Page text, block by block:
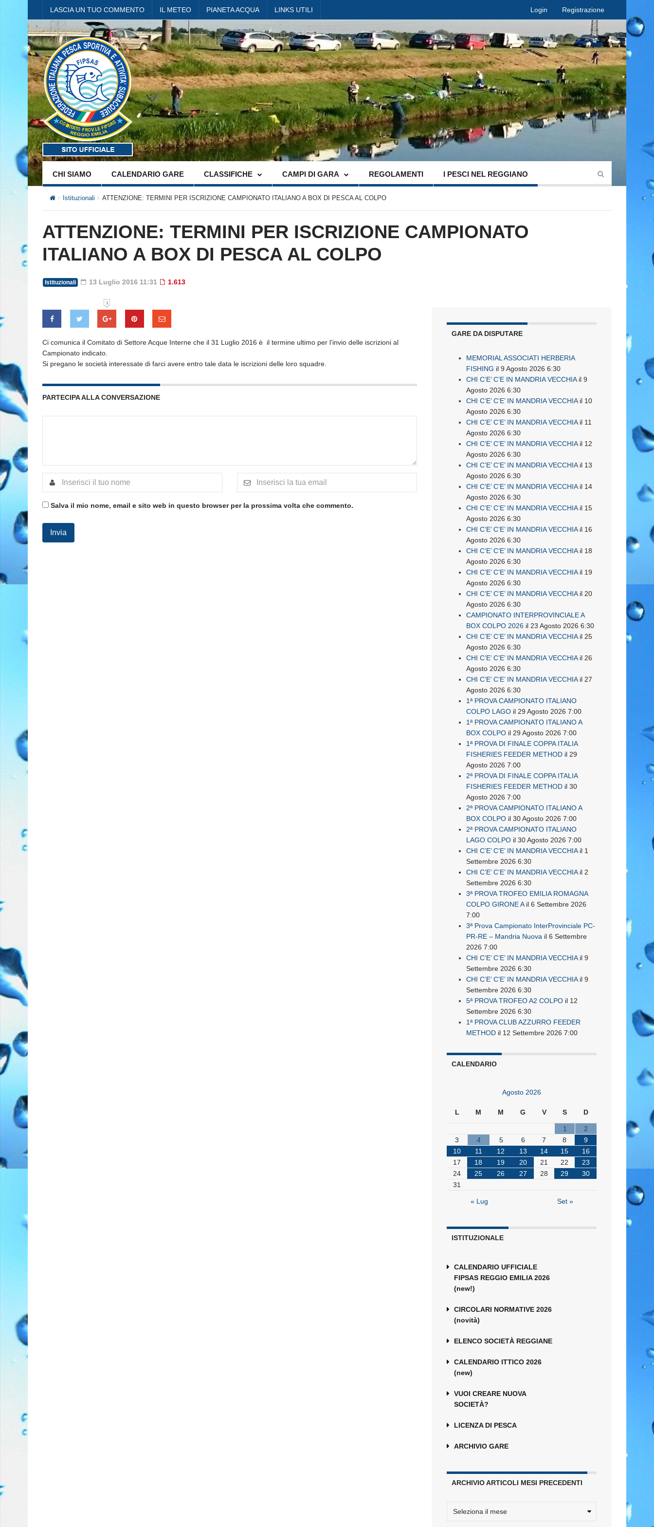
LASCIA UN TUO COMMENTO IL METEO PIANETA ACQUA LINKS UTILI Login Registrazione
CHI SIAMO CALENDARIO GARE CLASSIFICHE CAMPI DI GARA REGOLAMENTI I PESCI NEL REGGIANO
Istituzionali ATTENZIONE: TERMINI PER ISCRIZIONE CAMPIONATO ITALIANO A BOX DI PESCA AL COLPO
ATTENZIONE: TERMINI PER ISCRIZIONE CAMPIONATO
ITALIANO A BOX DI PESCA AL COLPO
Istituzionali 13 Luglio 2016 11:31 1.613
1
Ci comunica il Comitato di Settore Acque Interne che il 31 Luglio 2016 è il termine ultimo per l’invio delle iscrizioni al
Campionato indicato.
Si pregano le società interessate di farci avere entro tale data le iscrizioni delle loro squadre.
PARTECIPA ALLA CONVERSAZIONE
Salva il mio nome, email e sito web in questo browser per la prossima volta che commento.
GARE DA DISPUTARE
MEMORIAL ASSOCIATI HERBERIA
FISHING il 9 Agosto 2026 6:30
CHI C’E’ C’E IN MANDRIA VECCHIAil 9
Agosto 2026 6:30
CHI C’E’ C’E’ IN MANDRIA VECCHIAil 10
Agosto 2026 6:30
CHI C’E’ C’E’ IN MANDRIA VECCHIAil 11
Agosto 2026 6:30
CHI C’E’ C’E’ IN MANDRIA VECCHIAil 12
Agosto 2026 6:30
CHI C’E’ C’E’ IN MANDRIA VECCHIAil 13
Agosto 2026 6:30
CHI C’E’ C’E’ IN MANDRIA VECCHIAil 14
Agosto 2026 6:30
CHI C’E’ C’E’ IN MANDRIA VECCHIAil 15
Agosto 2026 6:30
CHI C’E’ C’E’ IN MANDRIA VECCHIAil 16
Agosto 2026 6:30
CHI C’E’ C’E’ IN MANDRIA VECCHIAil 18
Agosto 2026 6:30
CHI C’E’ C’E’ IN MANDRIA VECCHIAil 19
Agosto 2026 6:30
CHI C’E’ C’E’ IN MANDRIA VECCHIAil 20
Agosto 2026 6:30
CAMPIONATO INTERPROVINCIALE A
BOX COLPO 2026 il 23 Agosto 2026 6:30
CHI C’E’ C’E’ IN MANDRIA VECCHIAil 25
Agosto 2026 6:30
CHI C’E’ C’E’ IN MANDRIA VECCHIAil 26
Agosto 2026 6:30
CHI C’E’ C’E’ IN MANDRIA VECCHIAil 27
Agosto 2026 6:30
1ª PROVA CAMPIONATO ITALIANO
COLPO LAGO il 29 Agosto 2026 7:00
1ª PROVA CAMPIONATO ITALIANO A
BOX COLPO il 29 Agosto 2026 7:00
1ª PROVA DI FINALE COPPA ITALIA
FISHERIES FEEDER METHOD il 29
Agosto 2026 7:00
2ª PROVA DI FINALE COPPA ITALIA
FISHERIES FEEDER METHOD il 30
Agosto 2026 7:00
2ª PROVA CAMPIONATO ITALIANO A
BOX COLPO il 30 Agosto 2026 7:00
2ª PROVA CAMPIONATO ITALIANO
LAGO COLPO il 30 Agosto 2026 7:00
CHI C’E’ C’E’ IN MANDRIA VECCHIAil 1
Settembre 2026 6:30
CHI C’E’ C’E’ IN MANDRIA VECCHIAil 2
Settembre 2026 6:30
3ª PROVA TROFEO EMILIA ROMAGNA
COLPO GIRONE Ail 6 Settembre 2026
7:00
3ª Prova Campionato InterProvinciale PC-
PR-RE – Mandria Nuova il 6 Settembre
2026 7:00
CHI C’E’ C’E’ IN MANDRIA VECCHIAil 9
Settembre 2026 6:30
CHI C’E’ C’E’ IN MANDRIA VECCHIAil 9
Settembre 2026 6:30
5ª PROVA TROFEO A2 COLPO il 12
Settembre 2026 6:30
1ª PROVA CLUB AZZURRO FEEDER
METHOD il 12 Settembre 2026 7:00
CALENDARIO
Agosto 2026
L M M G V S D
1
2
3
4 5 6 7 8
9
10
11 12 13 14 15
16
17
18 19 20 21 22
23
24
25 26 27 28 29
30
31
« Lug Set »
ISTITUZIONALE
CALENDARIO UFFICIALE
FIPSAS REGGIO EMILIA 2026
(new!)
CIRCOLARI NORMATIVE 2026
(novità)
ELENCO SOCIETÀ REGGIANE
CALENDARIO ITTICO 2026
(new)
VUOI CREARE NUOVA
SOCIETÀ?
LICENZA DI PESCA
ARCHIVIO GARE
ARCHIVIO ARTICOLI MESI PRECEDENTI